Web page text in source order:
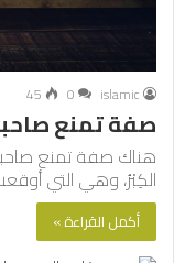
islamic
0
45
صفة تمنع
هناك صفة تمنع
الكِبْرُ، وهي التي
أكمل القراءة »